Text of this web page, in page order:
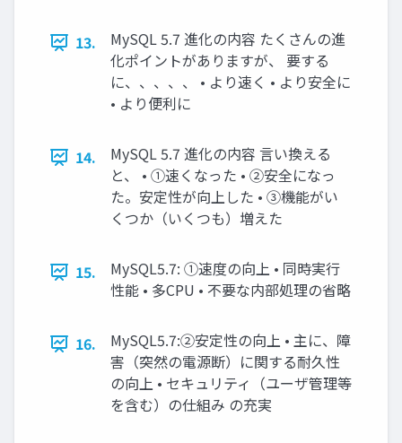
13.
MySQL 5.7 進化の内容 たくさんの進
化ポイントがありますが、 要する
に、、、、、 • より速く • より安全に
• より便利に
14.
MySQL 5.7 進化の内容 言い換える
と、 • ①速くなった • ②安全になっ
た。安定性が向上した • ③機能がい
くつか（いくつも）増えた
15.
MySQL5.7: ①速度の向上 • 同時実行
性能 • 多CPU • 不要な内部処理の省略
16.
MySQL5.7:②安定性の向上 • 主に、障
害（突然の電源断）に関する耐久性
の向上 • セキュリティ（ユーザ管理等
を含む）の仕組み の充実